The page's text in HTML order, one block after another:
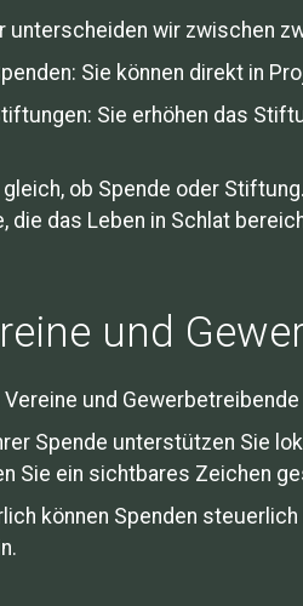
unterscheiden wir zwischen
Sie können direkt in
Sie erhöhen das
gleich, ob Spende oder
die das Leben in Schlat
und
Vereine und
Spende unterstützen Sie
Sie ein sichtbares Zeichen
können Spenden